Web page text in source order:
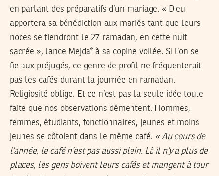
en parlant des préparatifs d’un mariage. « Dieu
apportera sa bénédiction aux mariés tant que leurs
noces se tiendront le 27 ramadan, en cette nuit
sacrée », lance Mejda* à sa copine voilée. Si l’on se
fie aux préjugés, ce genre de profil ne fréquenterait
pas les cafés durant la journée en ramadan.
Religiosité oblige. Et ce n’est pas la seule idée toute
faite que nos observations démentent. Hommes,
femmes, étudiants, fonctionnaires, jeunes et moins
jeunes se côtoient dans le même café. « Au cours de
l’année, le café n’est pas aussi plein. Là il n’y a plus de
places, les gens boivent leurs cafés et mangent à tour